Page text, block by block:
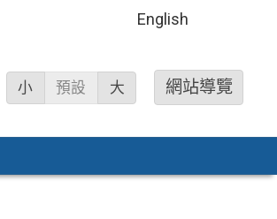
English
小 預設 大 網站導覽